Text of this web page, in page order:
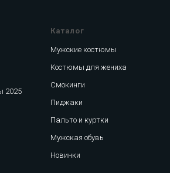
2025
Каталог
Мужские костюмы
Костюмы для жениха
Смокинги
Пиджаки
Пальто и куртки
Мужская обувь
Новинки